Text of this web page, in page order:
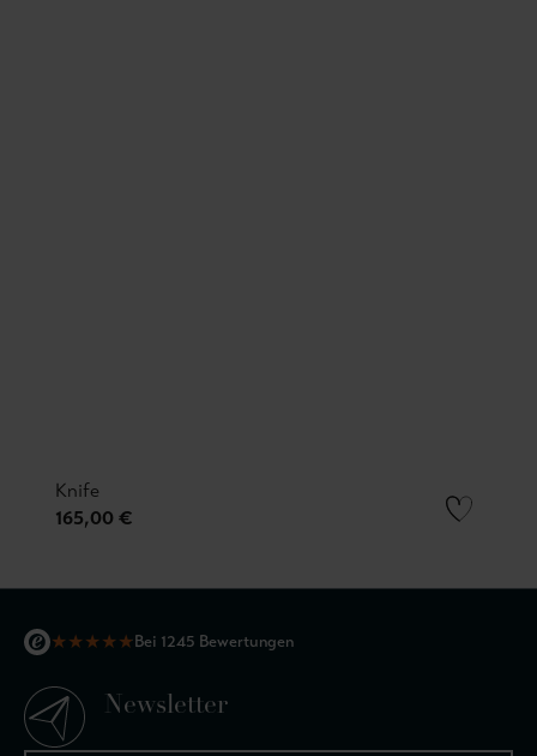
Knife
165,00 €
★★★★★Bei 1245 Bewertungen
Newsletter